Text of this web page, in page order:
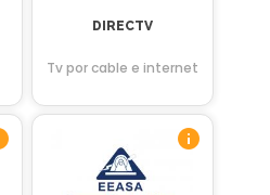
DIRECTV
Tv por cable e internet